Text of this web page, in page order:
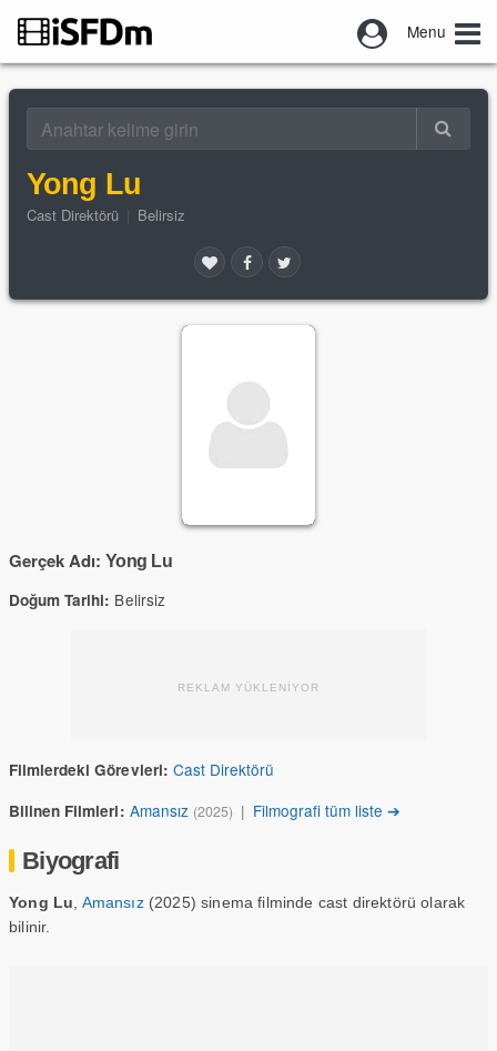
Menu
Yong Lu
Cast Direktörü Belirsiz
Gerçek Adı: Yong Lu
Doğum Tarihi: Belirsiz
REKLAM YÜKLENİYOR
Filmlerdeki Görevleri: Cast Direktörü
Bilinen Filmleri: Amansız (2025) | Filmografi tüm liste ➔
Biyografi
Yong Lu Amansız(2025) sinema filminde cast direktörü olarak
bilinir.